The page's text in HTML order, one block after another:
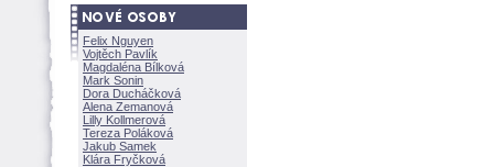
Felix Nguyen
Vojtěch Pavlík
Magdaléna Bílkov
Mark Sonin
Dora Ducháčkov
Alena Zemanov
Lilly Kollmerov
Tereza Polákov
Jakub Samek
Klára Fryčkov